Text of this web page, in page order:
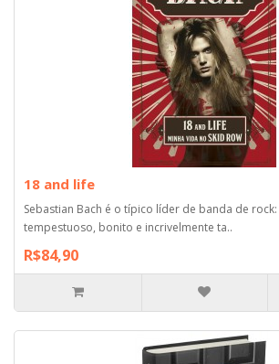
18 and life
Sebastian Bach é o típico líder de banda de
tempestuoso, bonito e incrivelmente ta..
R$84,90